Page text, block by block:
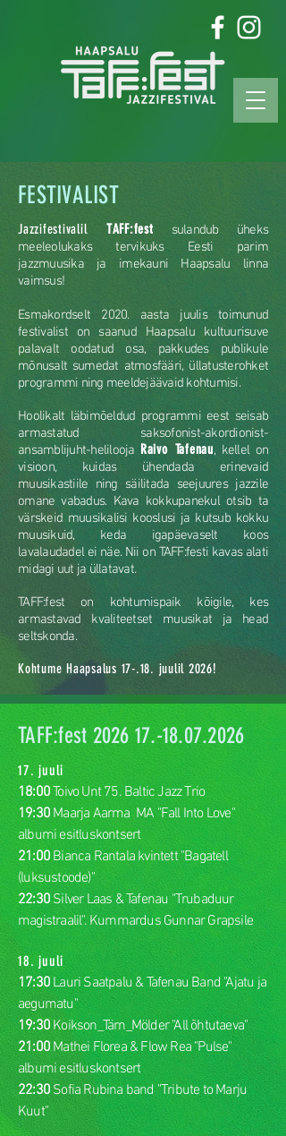
FESTIVALIST
Jazzifestivalil TAFF:fest sulandub üheks
meeleolukaks tervikuks Eesti parim
jazzmuusika ja imekauni Haapsalu linna
vaimsus!
Esmakordselt 2020. aasta juulis toimunud
festivalist on saanud Haapsalu kultuurisuve
palavalt oodatud osa, pakkudes publikule
mõnusalt sumedat atmosfääri, üllatusterohket
programmi ning meeldejäävaid kohtumisi.
Hoolikalt läbimõeldud programmi eest seisab
armastatud saksofonist-akordionist-
ansamblijuht-helilooja Raivo Tafenau, kellel on
visioon, kuidas ühendada erinevaid
muusikastiile ning säilitada seejuures jazzile
omane vabadus. Kava kokkupanekul otsib ta
värskeid muusikalisi kooslusi ja kutsub kokku
muusikuid, keda igapäevaselt koos
lavalaudadel ei näe. Nii on TAFF:festi kavas alati
midagi uut ja üllatavat.
TAFF:fest on kohtumispaik kõigile, kes
armastavad kvaliteetset muusikat ja head
seltskonda.
Kohtume Haapsalus 17-.18. juulil 2026!
TAFF:fest2026 17.-18.07.2026
17. juuli
18:00Toivo Unt 75. Baltic Jazz Trio
19:30 Maarja Aarma MA "Fall Into Love"
albumi esitluskontsert
21:00 Bianca Rantala kvintett "Bagatell
(luksustoode)"
22:30 Silver Laas & Tafenau "Trubaduur
magistraalil". Kummardus Gunnar Grapsile
18. juuli
17:30 Lauri Saatpalu & Tafenau Band "Ajatu ja
aegumatu"
19:30 Koikson_Tärn_Mölder "All õhtutaeva"
21:00Mathei Florea & Flow Rea "Pulse"
albumi esitluskontsert
22:30Sofia Rubina band "Tribute to Marju
Kuut"